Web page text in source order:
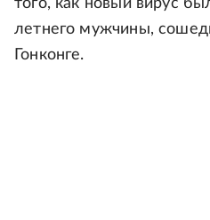
того, как новый вирус
летнего мужчины,
Гонконге.